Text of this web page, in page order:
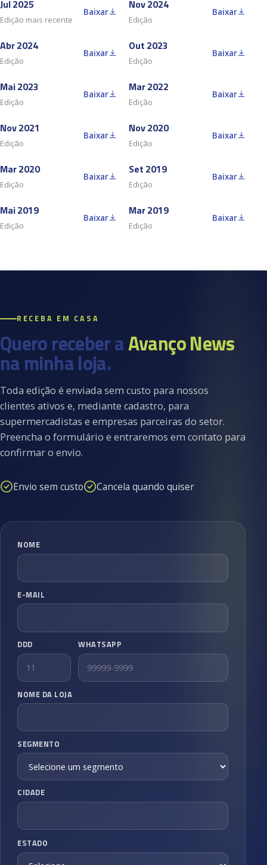
Jul 2025
Edição mais recente
Baixar
Nov 2024
Edição
Baixar
Abr 2024
Edição
Baixar
Out 2023
Edição
Baixar
Mai 2023
Edição
Baixar
Mar 2022
Edição
Baixar
Nov 2021
Edição
Baixar
Nov 2020
Edição
Baixar
Mar 2020
Edição
Baixar
Set 2019
Edição
Baixar
Mai 2019
Edição
Baixar
Mar 2019
Edição
Baixar
RECEBA EM CASA
Quero receber aAvanço News
na minha loja.
Toda edição é enviada sem custo para nossos
clientes ativos e, mediante cadastro, para
supermercadistas e empresas parceiras do setor.
Preencha o formulário e entraremos em contato para
confirmar o envio.
Envio sem custo Cancela quando quiser
NOME
E-MAIL
DDD WHATSAPP
NOME DA LOJA
SEGMENTO
CIDADE
ESTADO